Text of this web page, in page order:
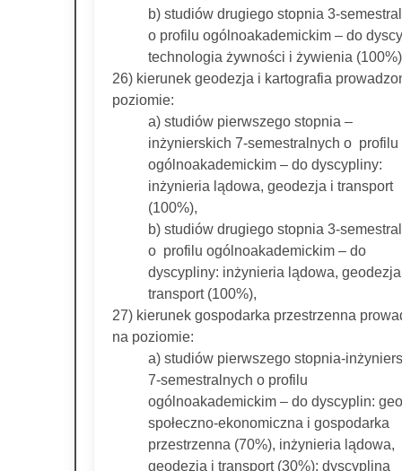
b) studiów drugiego stopnia 3-
o profilu ogólnoakademickim – do
technologia żywności i żywienia
26) kierunek geodezja i kartografia
poziomie:
a) studiów pierwszego stopnia –
inżynierskich 7-semestralnych o profilu
ogólnoakademickim – do dyscypliny:
inżynieria lądowa, geodezja i transport
(100%),
b) studiów drugiego stopnia 3-
o profilu ogólnoakademickim – do
dyscypliny: inżynieria lądowa,
transport (100%),
27) kierunek gospodarka przestrzenna
na poziomie:
a) studiów pierwszego stopnia-
7-semestralnych o profilu
ogólnoakademickim – do dyscyplin:
społeczno-ekonomiczna i gospodarka
przestrzenna (70%), inżynieria lądowa,
geodezja i transport (30%); dyscyplina